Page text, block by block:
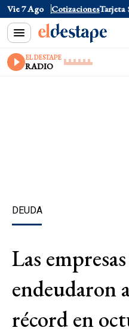
Vie 7 Ago Cotizaciones
$1520 Dólar Tarjeta
EL DESTAPE
RADIO
DEUDA
Las empresas
endeudaron
récord en